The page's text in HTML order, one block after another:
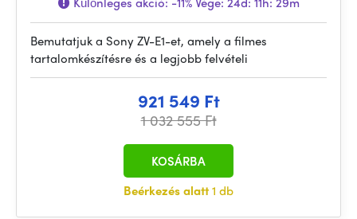
Bemutatjuk a Sony ZV-E1-et, amely a filmes
tartalomkészítésre és a legjobb felvételi
921 549 Ft
1 032 555 Ft
Beérkezés alatt1 db
KOSÁRBA